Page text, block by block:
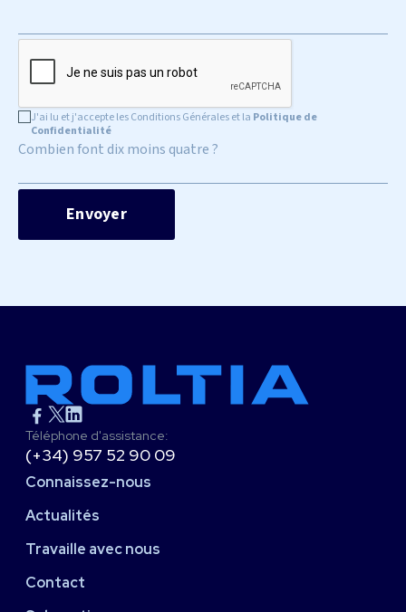
J'ai lu et j'accepte les Conditions Générales et la Politique de
Confidentialité
Combien font dix moins quatre ?
Téléphone d'assistance:
(+34) 957 52 90 09
Connaissez-nous
Actualités
Travaille avec nous
Contact